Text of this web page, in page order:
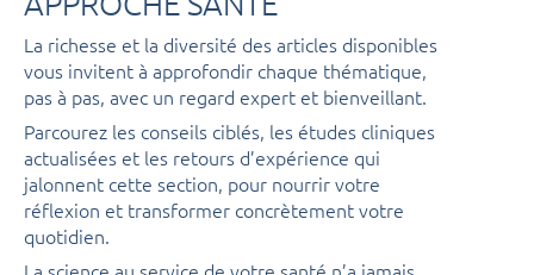
La richesse et la diversité des articles disponibles
vous invitent à approfondir chaque thématique,
pas à pas, avec un regard expert et bienveillant.
Parcourez les conseils ciblés, les études cliniques
actualisées et les retours d’expérience qui
jalonnent cette section, pour nourrir votre
réflexion et transformer concrètement votre
quotidien.